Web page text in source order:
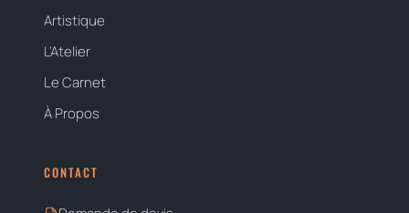
Artistique
L'Atelier
Le Carnet
À Propos
CONTACT